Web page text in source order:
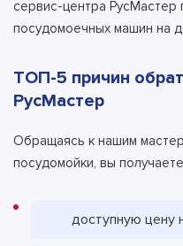
сервис-центра
посудомоечных машин на
ТОП-5 причин
РусМастер
Обращаясь к нашим
посудомойки, вы
доступную цену